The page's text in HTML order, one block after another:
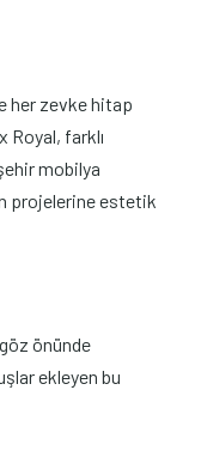
her zevke hitap
farklı
mobilya
projelerine estetik
önünde
ekleyen bu